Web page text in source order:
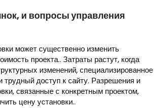
и вопросы управления
может существенно изменить
проекта.. Затраты растут, когда
изменений, специализированное
трудный доступ к сайту. Разрешения и
связанные с конкретным проектом,
цену установки..